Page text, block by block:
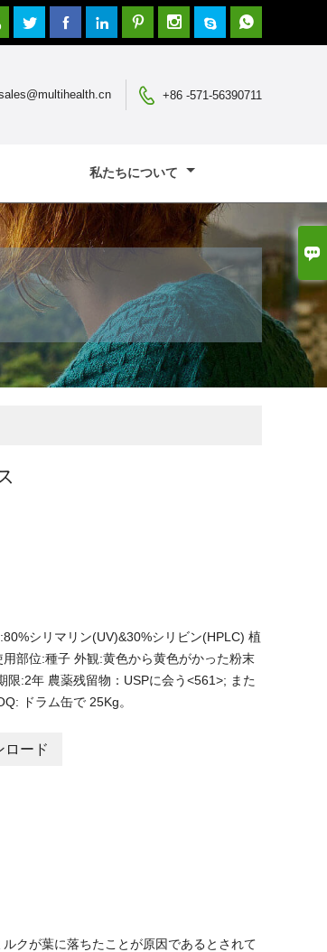

      
 +86 -571-56390711
私たちについて
シリマリン(UV)&30%シリビン(HPLC) 植
部位:種子 外観:黄色から黄色がかった粉末
限:2年 農薬残留物：USPに会う<561>; また
ドラム缶で 25Kg。
ロード
クが葉に落ちたことが原因であるとされて